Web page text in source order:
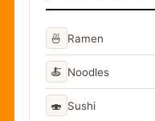
🍜 Ramen
🍝 Noodles
🍣 Sushi